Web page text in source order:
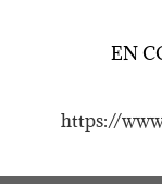
EN
https://